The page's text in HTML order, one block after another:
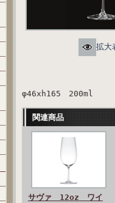
拡大
φ46xh165 200ml
関連商品
サヴァ 12oz ワイ